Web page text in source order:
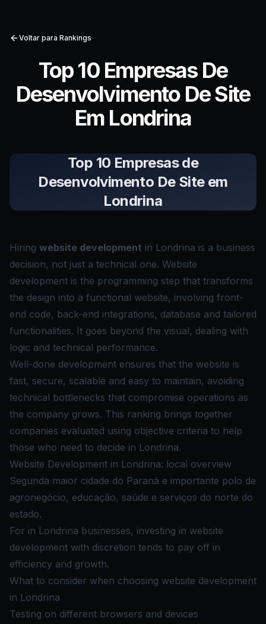
Voltar para Rankings
Top 10 Empresas De
Desenvolvimento De Site
Em Londrina
Top 10 Empresas de
Desenvolvimento De Site em
Londrina
Hiring website development in Londrina is a business
decision, not just a technical one. Website
development is the programming step that transforms
the design into a functional website, involving front-
end code, back-end integrations, database and tailored
functionalities. It goes beyond the visual, dealing with
logic and technical performance.
Well-done development ensures that the website is
fast, secure, scalable and easy to maintain, avoiding
technical bottlenecks that compromise operations as
the company grows. This ranking brings together
companies evaluated using objective criteria to help
those who need to decide in Londrina.
Website Development in Londrina: local overview
Segunda maior cidade do Paraná e importante polo de
agronegócio, educação, saúde e serviços do norte do
estado.
For in Londrina businesses, investing in website
development with discretion tends to pay off in
efficiency and growth.
What to consider when choosing website development
in Londrina
Testing on different browsers and devices